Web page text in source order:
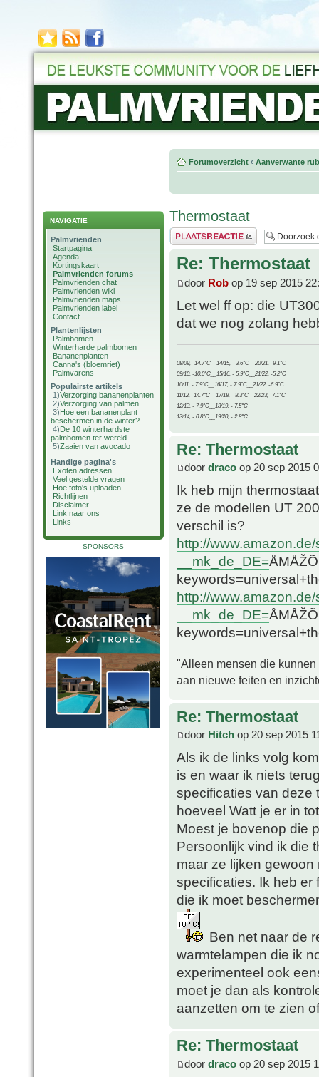
NAVIGATIE
Palmvrienden
Startpagina
Agenda
Kortingskaart
Palmvrienden forums
Palmvrienden chat
Palmvrienden wiki
Palmvrienden maps
Palmvrienden label
Contact
Plantenlijsten
Palmbomen
Winterharde palmbomen
Bananenplanten
Canna's (bloemriet)
Palmvarens
Populairste artikels
1)Verzorging bananenplanten
2)Verzorging van palmen
3)Hoe een bananenplant
beschermen in de winter?
4)De 10 winterhardste
palmbomen ter wereld
5)Zaaien van avocado
Handige pagina's
Exoten adressen
Veel gestelde vragen
Hoe foto's uploaden
Richtlijnen
Disclaimer
Link naar ons
Links
SPONSORS
Forumoverzicht ‹ Aanverwante
Thermostaat
Plaats een reactie
Re: Thermostaat
door Rob op 19 sep 2015
Let wel ff op: die
dat we nog zolang
08/09, -14.7°C__14/15, - 3.6°C__20/21, -9.1°C
09/10, -10.0°C__15/16, - 5.9°C__21/22, -5.2°C
10/11, - 7.9°C__16/17, - 7.9°C__21/22, -6.9°C
11/12, -14.7°C__17/18, - 8.3°C__22/23, -7.1°C
12/13, - 7.9°C__18/19, - 7.5°C
13/14, - 0.8°C__19/20, - 2.8°C
Re: Thermostaat
door draco op 20 sep 2015
Ik heb mijn
ze de modellen UT
verschil is?
http://
__mk_de_DE=
http://
__mk_de_DE=
"Alleen mensen die
aan nieuwe feiten en
Re: Thermostaat
door Hitch op 20 sep 2015
Als ik de links volg
is en waar ik niets
specificaties van deze
hoeveel Watt je er in
Moest je bovenop die
Persoonlijk vind ik die
maar ze lijken
specificaties. Ik heb er
die ik moet
Ben net naar de
warmtelampen die ik
experimenteel ook
moet je dan als
aanzetten om te zien
Re: Thermostaat
door draco op 20 sep 2015